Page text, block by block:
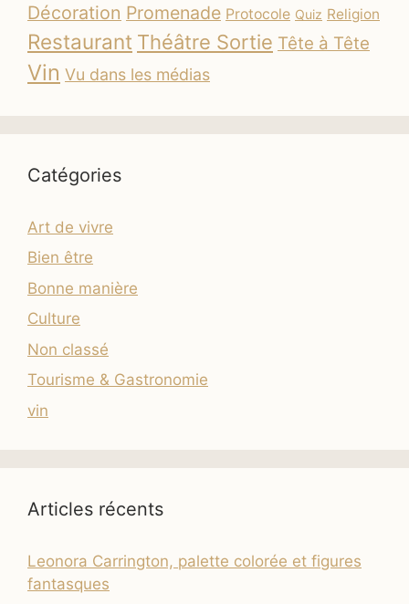
Décoration Promenade Protocole Quiz Religion
Restaurant Théâtre Sortie Tête à Tête
Vin Vu dans les médias
Catégories
Art de vivre
Bien être
Bonne manière
Culture
Non classé
Tourisme & Gastronomie
vin
Articles récents
Leonora Carrington, palette colorée et figures
fantasques